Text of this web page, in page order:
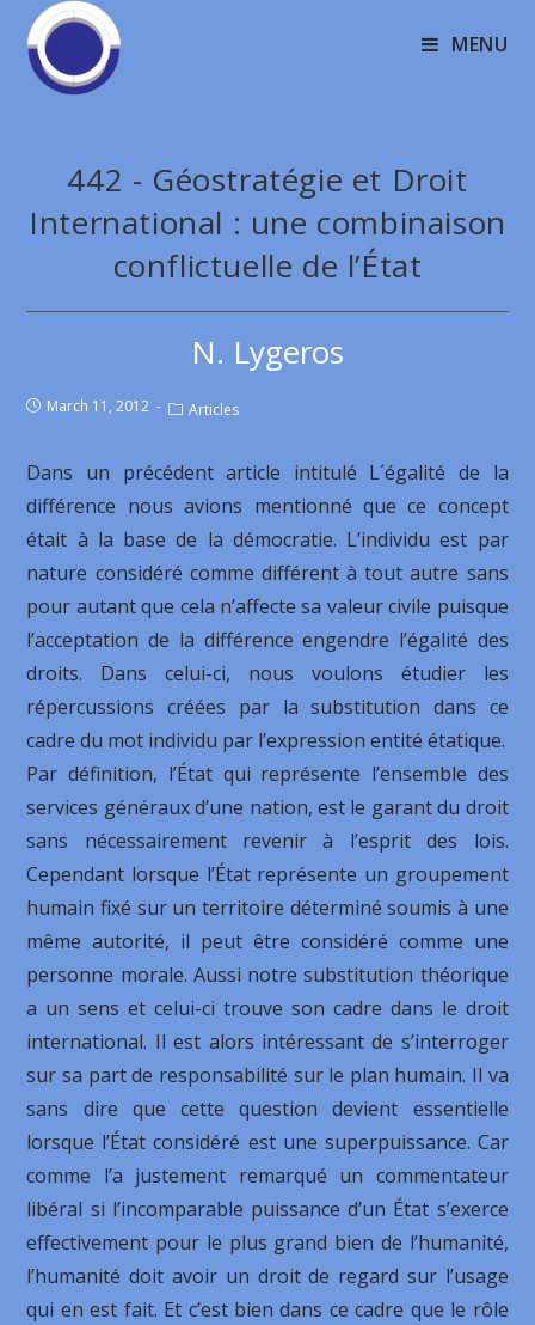
MENU
442 - Géostratégie et Droit
International : une combinaison
conflictuelle de l’État
N. Lygeros
March 11, 2012 Articles
Dans un précédent article intitulé L´égalité de la
différence nous avions mentionné que ce concept
était à la base de la démocratie. L’individu est par
nature considéré comme différent à tout autre sans
pour autant que cela n’affecte sa valeur civile puisque
l’acceptation de la différence engendre l’égalité des
droits. Dans celui-ci, nous voulons étudier les
répercussions créées par la substitution dans ce
cadre du mot individu par l’expression entité étatique.
Par définition, l’État qui représente l’ensemble des
services généraux d’une nation, est le garant du droit
sans nécessairement revenir à l’esprit des lois.
Cependant lorsque l’État représente un groupement
humain fixé sur un territoire déterminé soumis à une
même autorité, il peut être considéré comme une
personne morale. Aussi notre substitution théorique
a un sens et celui-ci trouve son cadre dans le droit
international. Il est alors intéressant de s’interroger
sur sa part de responsabilité sur le plan humain. Il va
sans dire que cette question devient essentielle
lorsque l’État considéré est une superpuissance. Car
comme l’a justement remarqué un commentateur
libéral si l’incomparable puissance d’un État s’exerce
effectivement pour le plus grand bien de l’humanité,
l’humanité doit avoir un droit de regard sur l’usage
qui en est fait. Et c’est bien dans ce cadre que le rôle